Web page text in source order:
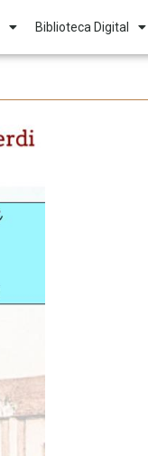
Biblioteca Digital